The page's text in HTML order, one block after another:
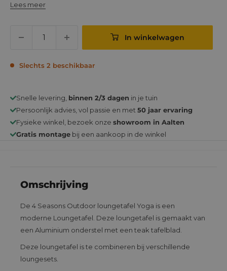
Lees meer
In winkelwagen
Slechts 2 beschikbaar
Snelle levering, binnen 2/3 dagen in je tuin
Persoonlijk advies, vol passie en met 50 jaar ervaring
Fysieke winkel, bezoek onze showroom in Aalten
Gratis montage bij een aankoop in de winkel
Omschrijving
De 4 Seasons Outdoor loungetafel Yoga is een
moderne Loungetafel. Deze loungetafel is gemaakt van
een Aluminium onderstel met een teak tafelblad.
Deze loungetafel is te combineren bij verschillende
loungesets.